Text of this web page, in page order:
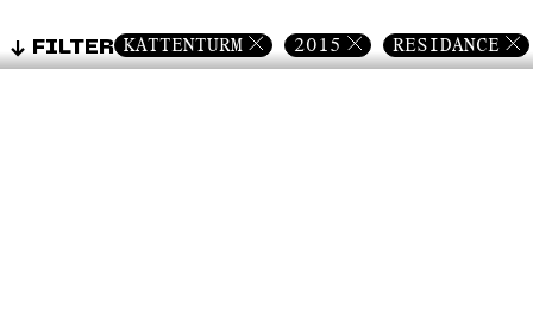
FILTER KATTENTURM 2015 RESIDANCE